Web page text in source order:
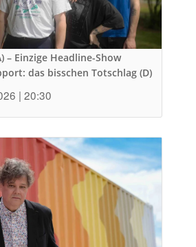
– Einzige Headline-Show
das bisschen Totschlag (D)
| 20:30